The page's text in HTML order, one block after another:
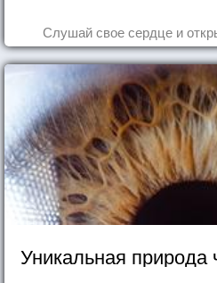
Слушай свое сердце и
Уникальная природа